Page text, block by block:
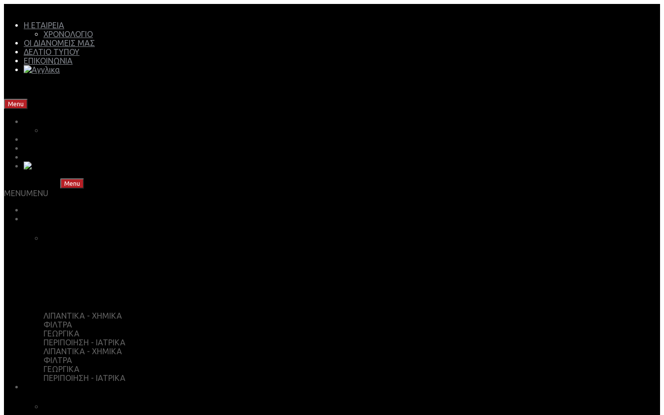
Η ΕΤΑΙΡΕΙΑ
ΧΡΟΝΟΛΟΓΙΟ
ΟΙ ΔΙΑΝΟΜΕΙΣ ΜΑΣ
ΔΕΛΤΙΟ ΤΥΠΟΥ
ΕΠΙΚΟΙΝΩΝΙΑ
Menu
Menu
MENUMENU
ΛΙΠΑΝΤΙΚΑ - ΧΗΜΙΚΑ
ΦΙΛΤΡΑ
ΓΕΩΡΓΙΚΑ
ΠΕΡΙΠΟΙΗΣΗ - ΙΑΤΡΙΚΑ
ΛΙΠΑΝΤΙΚΑ - ΧΗΜΙΚΑ
ΦΙΛΤΡΑ
ΓΕΩΡΓΙΚΑ
ΠΕΡΙΠΟΙΗΣΗ - ΙΑΤΡΙΚΑ